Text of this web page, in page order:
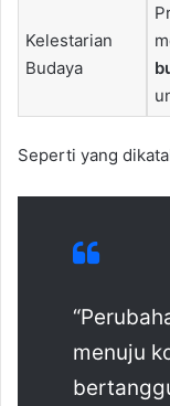
Kelestarian
Budaya
Seperti yang
menuju